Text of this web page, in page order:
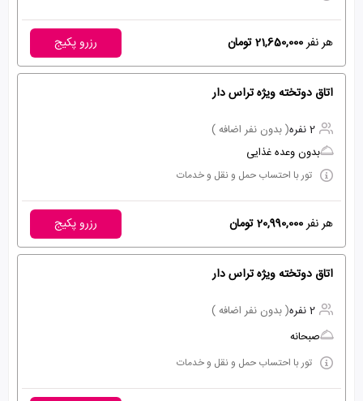
هر نفر21,650,000 تومان رزرو پکیج
اتاق دوتخته ویژه تراس دار
2 نفره
( بدون نفر اضافه )
بدون وعده غذایی
تور با احتساب حمل و نقل و خدمات
هر نفر20,990,000 تومان رزرو پکیج
اتاق دوتخته ویژه تراس دار
2 نفره
( بدون نفر اضافه )
صبحانه
تور با احتساب حمل و نقل و خدمات